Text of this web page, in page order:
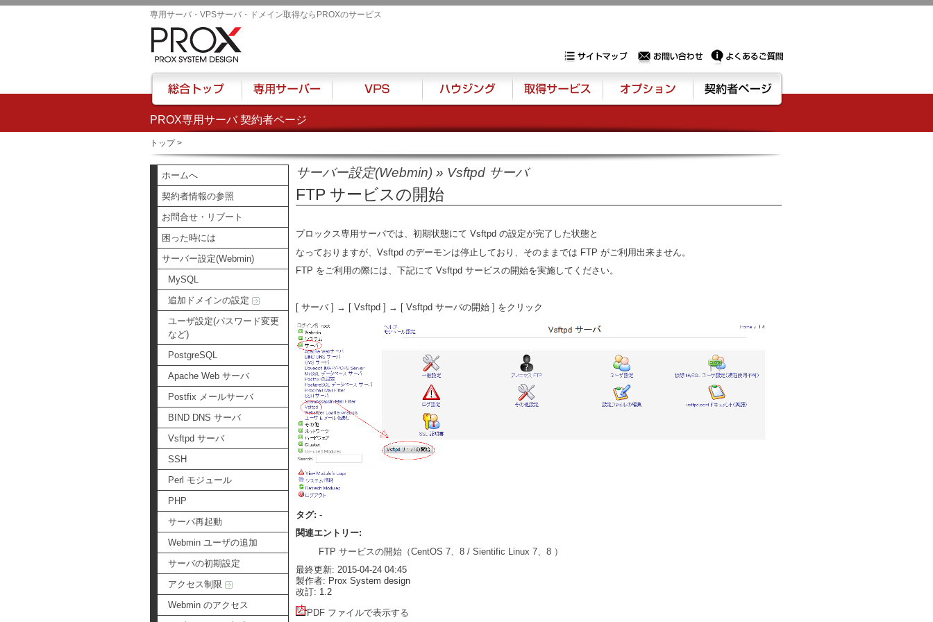
PROX専用サーバ 契約者ページ
専用サーバ・VPSサーバ・ドメイン取得ならPROXのサービス
トップ>
ホームへ
契約者情報の参照
お問合せ・リブート
困った時には
サーバー設定(Webmin)
MySQL
追加ドメインの設定
ユーザ設定(パスワード変更
など)
PostgreSQL
Apache Web サーバ
Postfix メールサーバ
BIND DNS サーバ
Vsftpd サーバ
SSH
Perl モジュール
PHP
サーバ再起動
Webmin ユーザの追加
サーバの初期設定
アクセス制限
Webmin のアクセス
サーバー設定(Webmin)» Vsftpd サーバ
FTP サービスの開始
プロックス専用サーバでは、初期状態にて Vsftpd の設定が完了した状態と
なっておりますが、Vsftpd のデーモンは停止しており、そのままでは FTP がご利用出来ません。
FTP をご利用の際には、下記にて Vsftpd サービスの開始を実施してください。
[ サーバ ] → [ Vsftpd ] → [ Vsftpd サーバの開始 ] をクリック
タグ: -
関連エントリー:
FTP サービスの開始（CentOS 7、8 / Sientific Linux 7、8 ）
最終更新: 2015-04-24 04:45
製作者: Prox System design
改訂: 1.2
PDF ファイルで表示する
総合トップ 専用サーバー VPS ハウジング 取得サービス オプション 契約者ページ